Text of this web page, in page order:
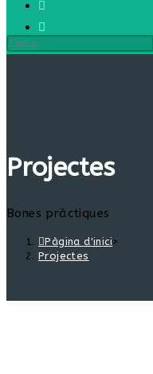
Projectes
Bones pràctiques
Pàgina d'inici>
Projectes